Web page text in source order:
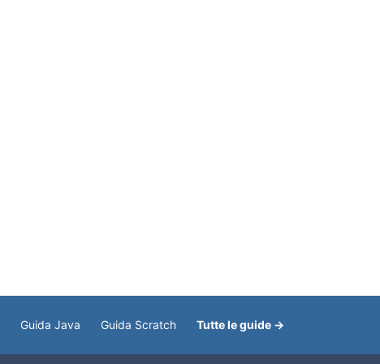
Guida Java Guida Scratch Tutte le guide →